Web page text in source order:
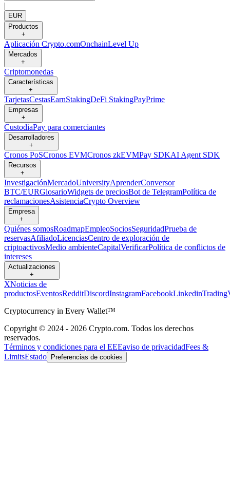
|
EUR
Productos
+
Aplicación Crypto.comOnchainLevel Up
Mercados
+
Criptomonedas
Características
+
TarjetasCestasEarnStakingDeFi StakingPayPrime
Empresas
+
CustodiaPay para comerciantes
Desarrolladores
+
Cronos PoSCronos EVMCronos zkEVMPay SDKAI Agent SDK
Recursos
+
InvestigaciónMercadoUniversityAprenderConversor
BTC/EURGlosarioWidgets de preciosBot de TelegramPolítica de
reclamacionesAsistenciaCrypto Overview
Empresa
+
Quiénes somosRoadmapEmpleoSociosSeguridadPrueba de
reservasAfiliadoLicenciasCentro de exploración de
criptoactivosMedio ambienteCapitalVerificarPolítica de conflictos de
intereses
Actualizaciones
+
XNoticias de
productosEventosRedditDiscordInstagramFacebookLinkedin
Cryptocurrency in Every Wallet™
Copyright © 2024 - 2026 Crypto.com. Todos los derechos
reservados.
Términos y condiciones para el EEEaviso de privacidadFees &
LimitsEstado Preferencias de cookies